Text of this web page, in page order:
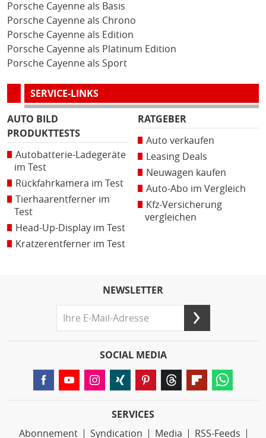
Porsche Cayenne als Basis
Porsche Cayenne als Chrono
Porsche Cayenne als Edition
Porsche Cayenne als Platinum Edition
Porsche Cayenne als Sport
SERVICE-LINKS
AUTO BILD
PRODUKTTESTS
Autobatterie-Ladegeräte
im Test
Rückfahrkamera im Test
Tierhaarentferner im
Test
Head-Up-Display im Test
Kratzerentferner im Test
RATGEBER
Auto verkaufen
Leasing Deals
Neuwagen kaufen
Auto-Abo im Vergleich
Kfz-Versicherung
vergleichen
NEWSLETTER
SOCIAL MEDIA
SERVICES
Abonnement
Syndication Media
RSS-Feeds